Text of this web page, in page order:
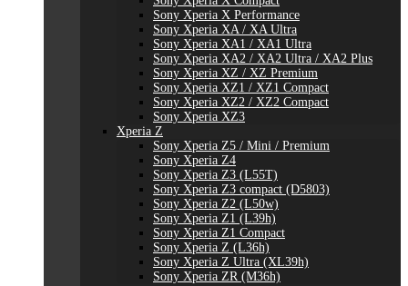
Sony Xperia X Performance
Sony Xperia XA / XA Ultra
Sony Xperia XA1 / XA1 Ultra
Sony Xperia XA2 / XA2 Ultra / XA2 Plus
Sony Xperia XZ / XZ Premium
Sony Xperia XZ1 / XZ1 Compact
Sony Xperia XZ2 / XZ2 Compact
Sony Xperia XZ3
Xperia Z
Sony Xperia Z5 / Mini / Premium
Sony Xperia Z4
Sony Xperia Z3 (L55T)
Sony Xperia Z3 compact (D5803)
Sony Xperia Z2 (L50w)
Sony Xperia Z1 (L39h)
Sony Xperia Z1 Compact
Sony Xperia Z (L36h)
Sony Xperia Z Ultra (XL39h)
Sony Xperia ZR (M36h)